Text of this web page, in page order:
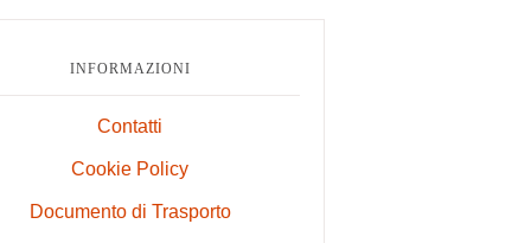
INFORMAZIONI
Contatti
Cookie Policy
Documento di Trasporto